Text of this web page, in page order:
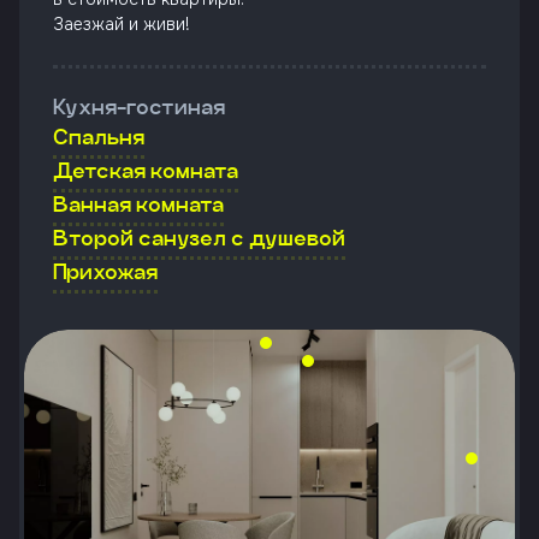
Заезжай и живи!
Кухня-гостиная
Спальня
Детская комната
Ванная комната
Второй санузел с душевой
Прихожая